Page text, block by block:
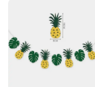
you're looking to
ensemble or keep
our collection
suit your personal
variety of shapes
body types and
resistance to
remains as vibrant